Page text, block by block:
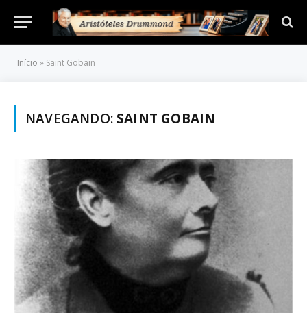
Início » Saint Gobain
NAVEGANDO: SAINT GOBAIN